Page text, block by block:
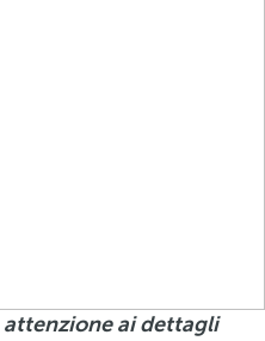
attenzione ai dettagli